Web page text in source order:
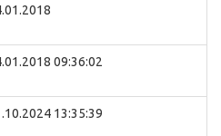
09:36:02
13:35:39